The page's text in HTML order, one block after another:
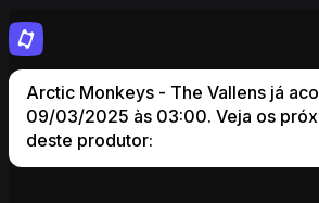
Arctic Monkeys - The Vallens já
09/03/2025 às 03:00. Veja os
deste produtor: